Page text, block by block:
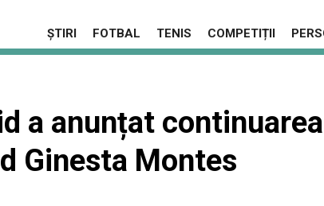
ȘTIRI FOTBAL TENIS COMPETIȚII
a anunțat
Ginesta Montes